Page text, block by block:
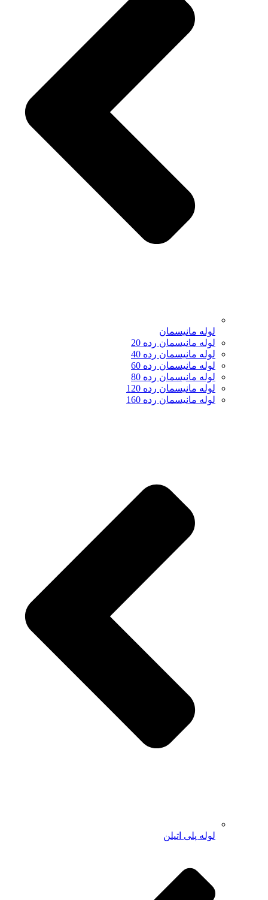
لوله مانیسمان
لوله مانیسمان رده 20
لوله مانیسمان رده 40
لوله مانیسمان رده 60
لوله مانیسمان رده 80
لوله مانیسمان رده 120
لوله مانیسمان رده 160
لوله پلی اتیلن